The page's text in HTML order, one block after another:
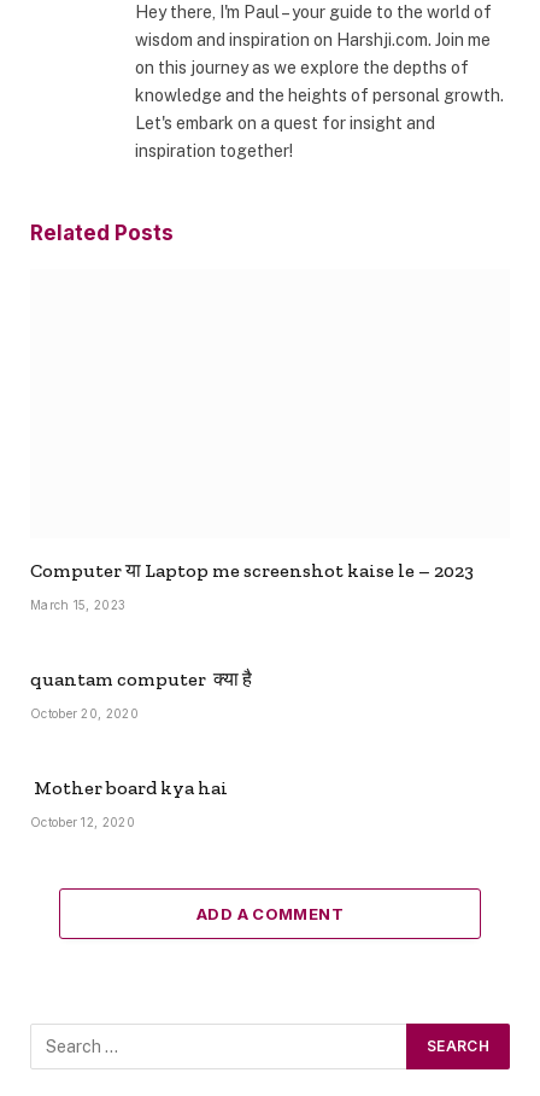
Hey there, I'm Paul – your guide to the world of
wisdom and inspiration on Harshji.com. Join me
on this journey as we explore the depths of
knowledge and the heights of personal growth.
Let's embark on a quest for insight and
inspiration together!
Related Posts
Computer या Laptop me screenshot kaise le – 2023
March 15, 2023
quantam computer क्या है
October 20, 2020
Mother board kya hai
October 12, 2020
ADD A COMMENT